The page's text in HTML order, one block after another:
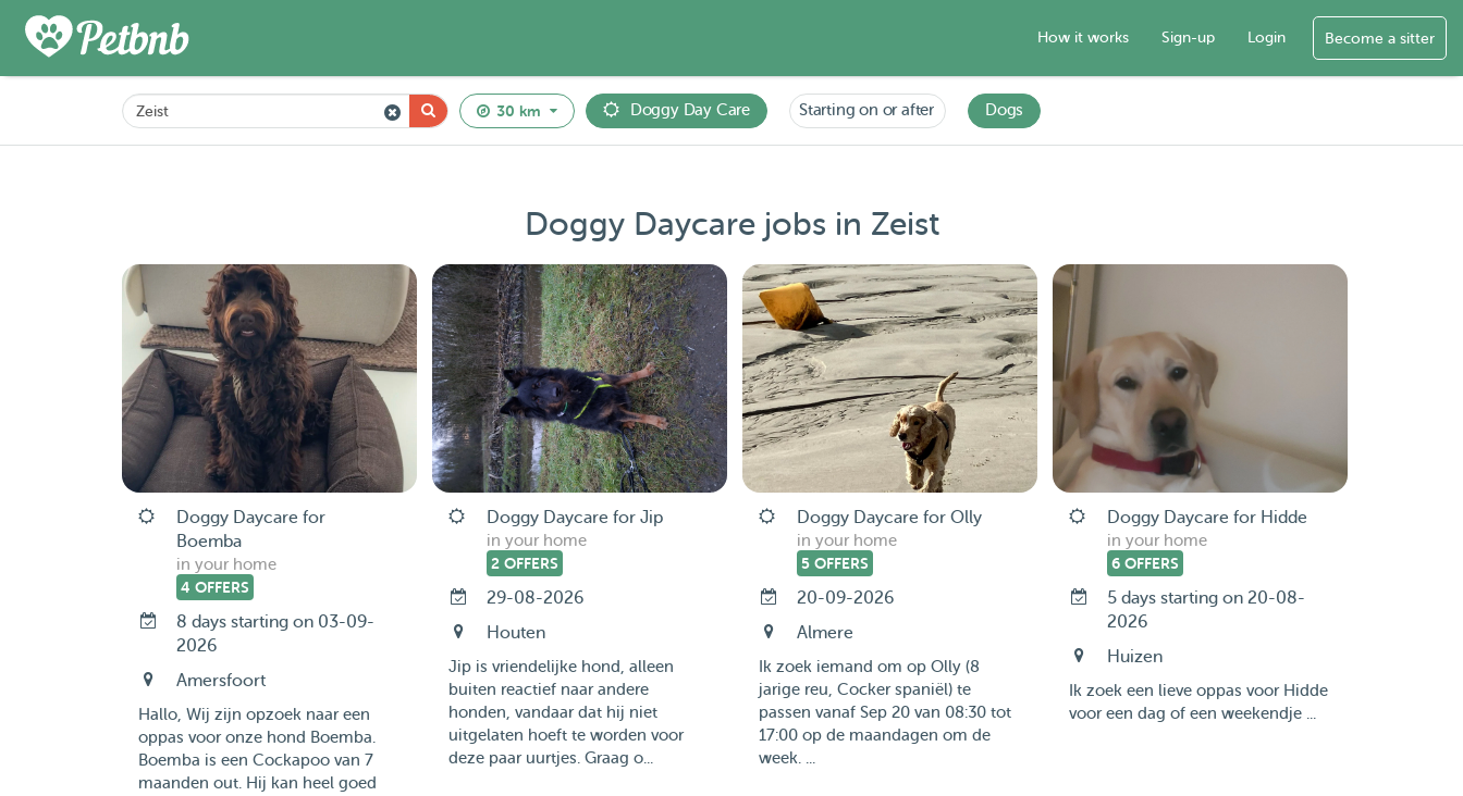
How it works Sign-up Login Become a sitter
30 km Doggy Day Care Starting on or after Dogs
Doggy Daycare jobs in Zeist
Doggy Daycare for
Boemba
in your home
4 OFFERS
8 days starting on 03-09-
2026
Amersfoort
Hallo, Wij zijn opzoek naar een
oppas voor onze hond Boemba.
Boemba is een Cockapoo van 7
maanden out. Hij kan heel goed
Doggy Daycare for Jip
in your home
2 OFFERS
29-08-2026
Houten
Jip is vriendelijke hond, alleen
buiten reactief naar andere
honden, vandaar dat hij niet
uitgelaten hoeft te worden voor
deze paar uurtjes. Graag o...
Doggy Daycare for Olly
in your home
5 OFFERS
20-09-2026
Almere
Ik zoek iemand om op Olly (8
jarige reu, Cocker spaniël) te
passen vanaf Sep 20 van 08:30 tot
17:00 op de maandagen om de
week. ...
Doggy Daycare for Hidde
in your home
6 OFFERS
5 days starting on 20-08-
2026
Huizen
Ik zoek een lieve oppas voor Hidde
voor een dag of een weekendje ...